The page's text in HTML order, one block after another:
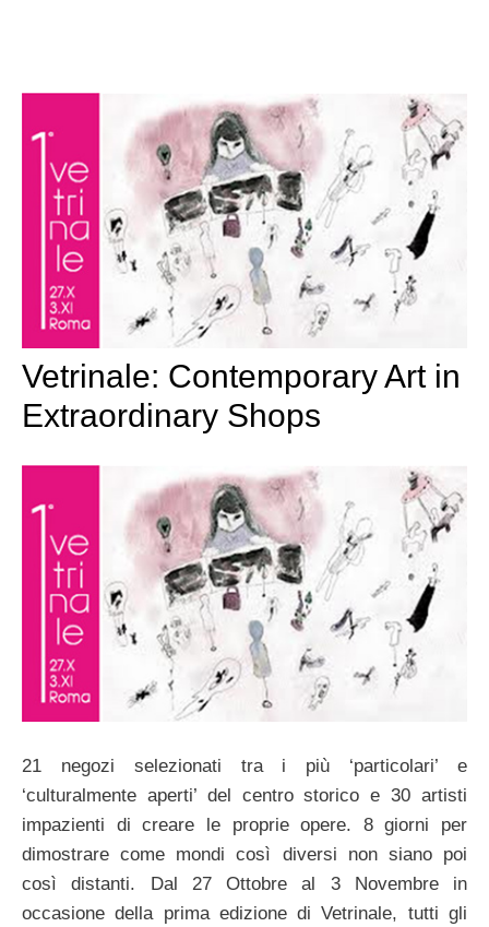
Vetrinale: Contemporary Art in
Extraordinary Shops
21 negozi selezionati tra i più ‘particolari’ e
‘culturalmente aperti’ del centro storico e 30 artisti
impazienti di creare le proprie opere. 8 giorni per
dimostrare come mondi così diversi non siano poi
così distanti. Dal 27 Ottobre al 3 Novembre in
occasione della prima edizione di Vetrinale, tutti gli